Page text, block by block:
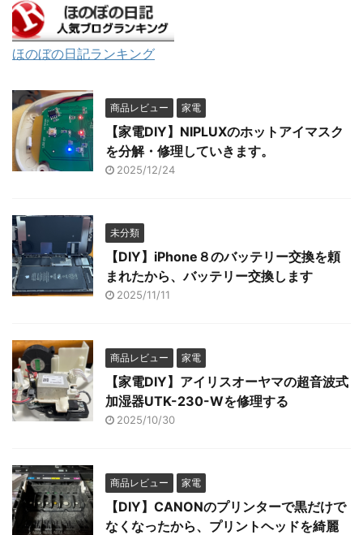
ほのぼの日記ランキング
商品レビュー 家電
【家電DIY】NIPLUXのホットアイマスク
を分解・修理していきます。
2025/12/24
未分類
【DIY】iPhone８のバッテリー交換を頼
まれたから、バッテリー交換します
2025/11/11
商品レビュー 家電
【家電DIY】アイリスオーヤマの超音波式
加湿器UTK-230-Wを修理する
2025/10/30
商品レビュー 家電
【DIY】CANONのプリンターで黒だけで
なくなったから、プリントヘッドを綺麗